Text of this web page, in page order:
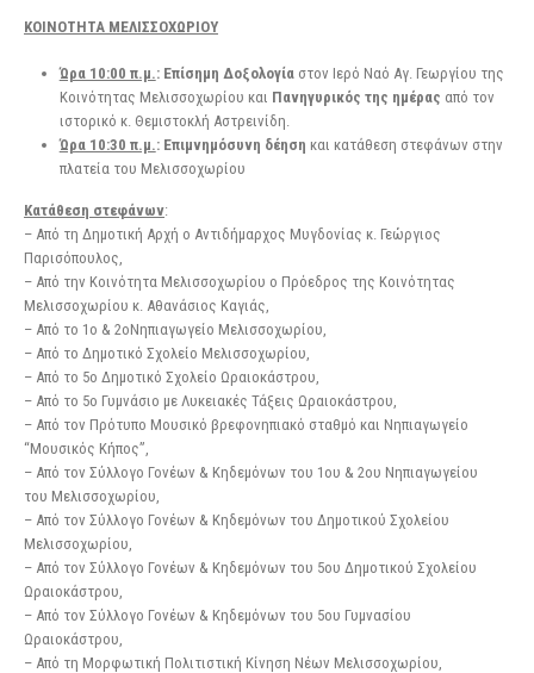
ΚΟΙΝΟΤΗΤΑ ΜΕΛΙΣΣΟΧΩΡΙΟΥ
Ώρα 10:00 π.μ.: Επίσημη Δοξολογίαστον Ιερό Ναό Αγ. Γεωργίου της
Κοινότητας Μελισσοχωρίου και Πανηγυρικός της ημέρας από τον
ιστορικό κ. Θεμιστοκλή Αστρεινίδη.
Ώρα 10:30 π.μ.: Επιμνημόσυνη δέηση και κατάθεση στεφάνων στην
πλατεία του Μελισσοχωρίου
Κατάθεση στεφάνων:
– Από τη Δημοτική Αρχή ο Αντιδήμαρχος Μυγδονίας κ. Γεώργιος
Παρισόπουλος,
– Από την Κοινότητα Μελισσοχωρίου ο Πρόεδρος της Κοινότητας
Μελισσοχωρίου κ. Αθανάσιος Καγιάς,
– Από το 1ο & 2οΝηπιαγωγείο Μελισσοχωρίου,
– Από το Δημοτικό Σχολείο Μελισσοχωρίου,
– Από το 5ο Δημοτικό Σχολείο Ωραιοκάστρου,
– Από το 5ο Γυμνάσιο με Λυκειακές Τάξεις Ωραιοκάστρου,
– Από τον Πρότυπο Μουσικό βρεφονηπιακό σταθμό και Νηπιαγωγείο
“Μουσικός Κήπος”,
– Από τον Σύλλογο Γονέων & Κηδεμόνων του 1ου & 2ου Νηπιαγωγείου
του Μελισσοχωρίου,
– Από τον Σύλλογο Γονέων & Κηδεμόνων του Δημοτικού Σχολείου
Μελισσοχωρίου,
– Από τον Σύλλογο Γονέων & Κηδεμόνων του 5ου Δημοτικού Σχολείου
Ωραιοκάστρου,
– Από τον Σύλλογο Γονέων & Κηδεμόνων του 5ου Γυμνασίου
Ωραιοκάστρου,
– Από τη Μορφωτική Πολιτιστική Κίνηση Νέων Μελισσοχωρίου,